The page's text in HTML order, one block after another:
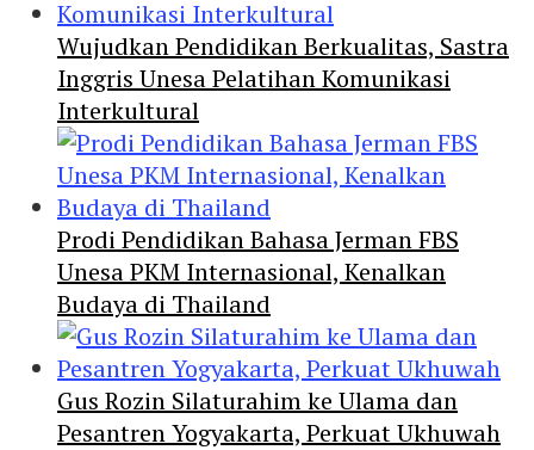
Wujudkan Pendidikan Berkualitas, Sastra
Inggris Unesa Pelatihan Komunikasi
Interkultural
Prodi Pendidikan Bahasa Jerman FBS
Unesa PKM Internasional, Kenalkan
Budaya di Thailand
Gus Rozin Silaturahim ke Ulama dan
Pesantren Yogyakarta, Perkuat Ukhuwah